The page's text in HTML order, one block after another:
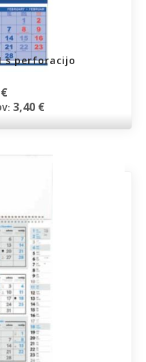
s perforacijo
3,40 €